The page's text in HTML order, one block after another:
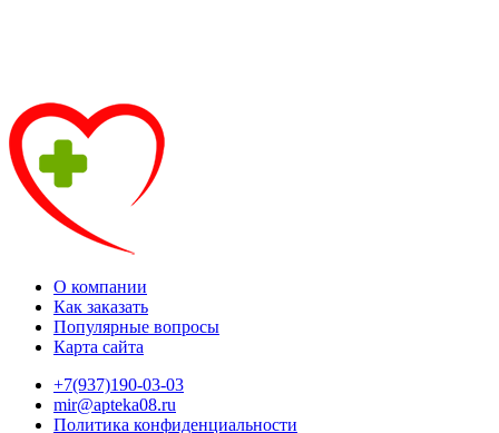
О компании
Как заказать
Популярные вопросы
Карта сайта
+7(937)190-03-03
mir@apteka08.ru
Политика конфиденциальности